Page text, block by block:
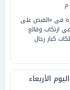
في «القبض على
ارتكاب وقائع
كبار رجال
الأربعاء